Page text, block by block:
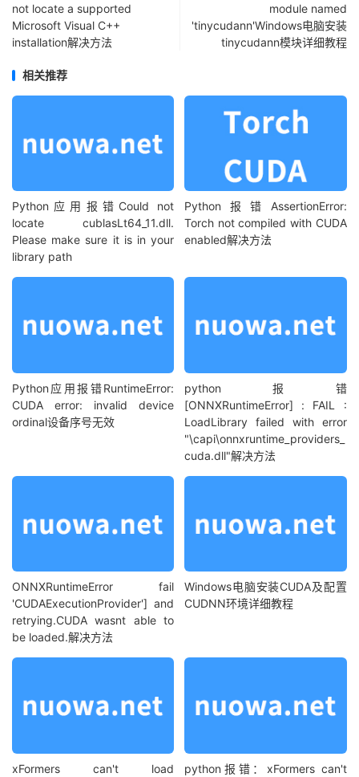
not locate a supported
Microsoft Visual C++
installation解决方法
module named
'tinycudann'Windows电脑安装
tinycudann模块详细教程
相关推荐
Python应用报错Could not
locate cublasLt64_11.dll.
Please make sure it is in your
library path
Python报错AssertionError:
Torch not compiled with CUDA
enabled解决方法
Python应用报错RuntimeError:
CUDA error: invalid device
ordinal设备序号无效
python报错
[ONNXRuntimeError] : FAIL :
LoadLibrary failed with error
"\capi\onnxruntime_providers_
cuda.dll"解决方法
ONNXRuntimeError fail
'CUDAExecutionProvider'] and
retrying.CUDA wasnt able to
be loaded.解决方法
Windows电脑安装CUDA及配置
CUDNN环境详细教程
xFormers can't load
python报错：xFormers can't